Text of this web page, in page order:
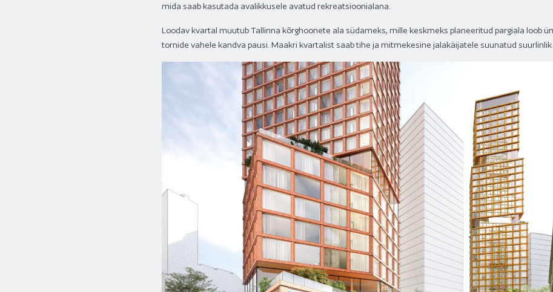
mida saab kasutada avalikkusele avatud rekreatsioonialana.
Loodav kvartal muutub Tallinna kõrghoonete ala südameks, mille keskmeks planeeritud pargiala loob
tornide vahele kandva pausi. Maakri kvartalist saab tihe ja mitmekesine jalakäijatele suunatud suurlinlik